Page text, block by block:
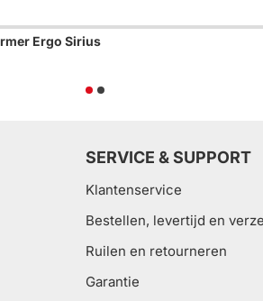
Ergo Sirius
SERVICE & SUPPORT
Klantenservice
Bestellen, levertijd en
Ruilen en retourneren
Garantie